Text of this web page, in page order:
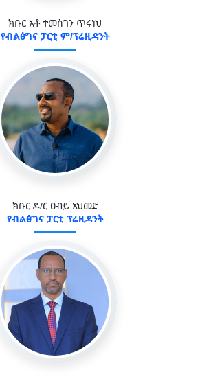
ክቡር አቶ ተመስገን ጥሩነህ
የብልፅግና ፓርቲ ም/ፕሬዚዳንት
ክቡር ዶ/ር ዐብይ አህመድ
የብልፅግና ፓርቲ ፕሬዚዳንት